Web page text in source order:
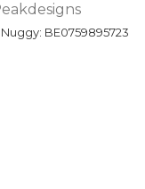
BE0759895723